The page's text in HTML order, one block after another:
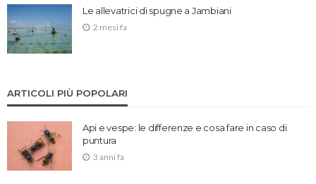
Le allevatrici di spugne a Jambiani
2 mesi fa
ARTICOLI PIÙ POPOLARI
Api e vespe: le differenze e cosa fare in caso di
puntura
3 anni fa